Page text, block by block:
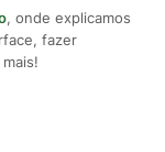
, onde explicamos
fazer